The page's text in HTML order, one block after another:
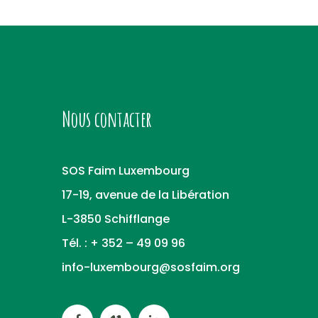
Nous contacter
SOS Faim Luxembourg
17-19, avenue de la Libération
L-3850 Schifflange
Tél. : + 352 – 49 09 96
info-luxembourg@sosfaim.org